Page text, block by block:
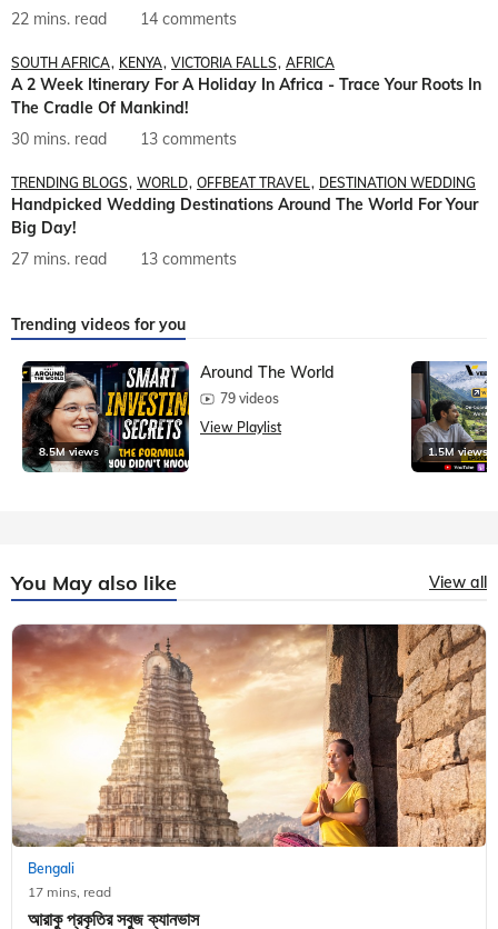
22 mins. read
14 comments
SOUTH AFRICA KENYA VICTORIA FALLS AFRICA
A 2 Week Itinerary For A Holiday In Africa - Trace Your Roots In
The Cradle Of Mankind!
30 mins. read
13 comments
TRENDING BLOGS WORLD OFFBEAT TRAVEL DESTINATION WEDDING
Handpicked Wedding Destinations Around The World For Your
Big Day!
27 mins. read
13 comments
Trending videos for you
8.5M views
Around The World
79 videos
View Playlist
1.5M views
You May also like View all
Bengali
17 mins, read
আরাকু প্রকৃতির সবুজ ক্যানভাস